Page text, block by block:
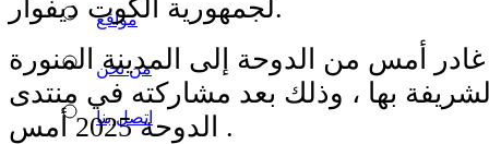
مواقع
من نحن
اتصل بنا
لجمهورية الكوت ديفوار.
أمس من الدوحة إلى المدينة المنورة
بها ، وذلك بعد مشاركته في منتدى
الدوحة 2025 أمس .